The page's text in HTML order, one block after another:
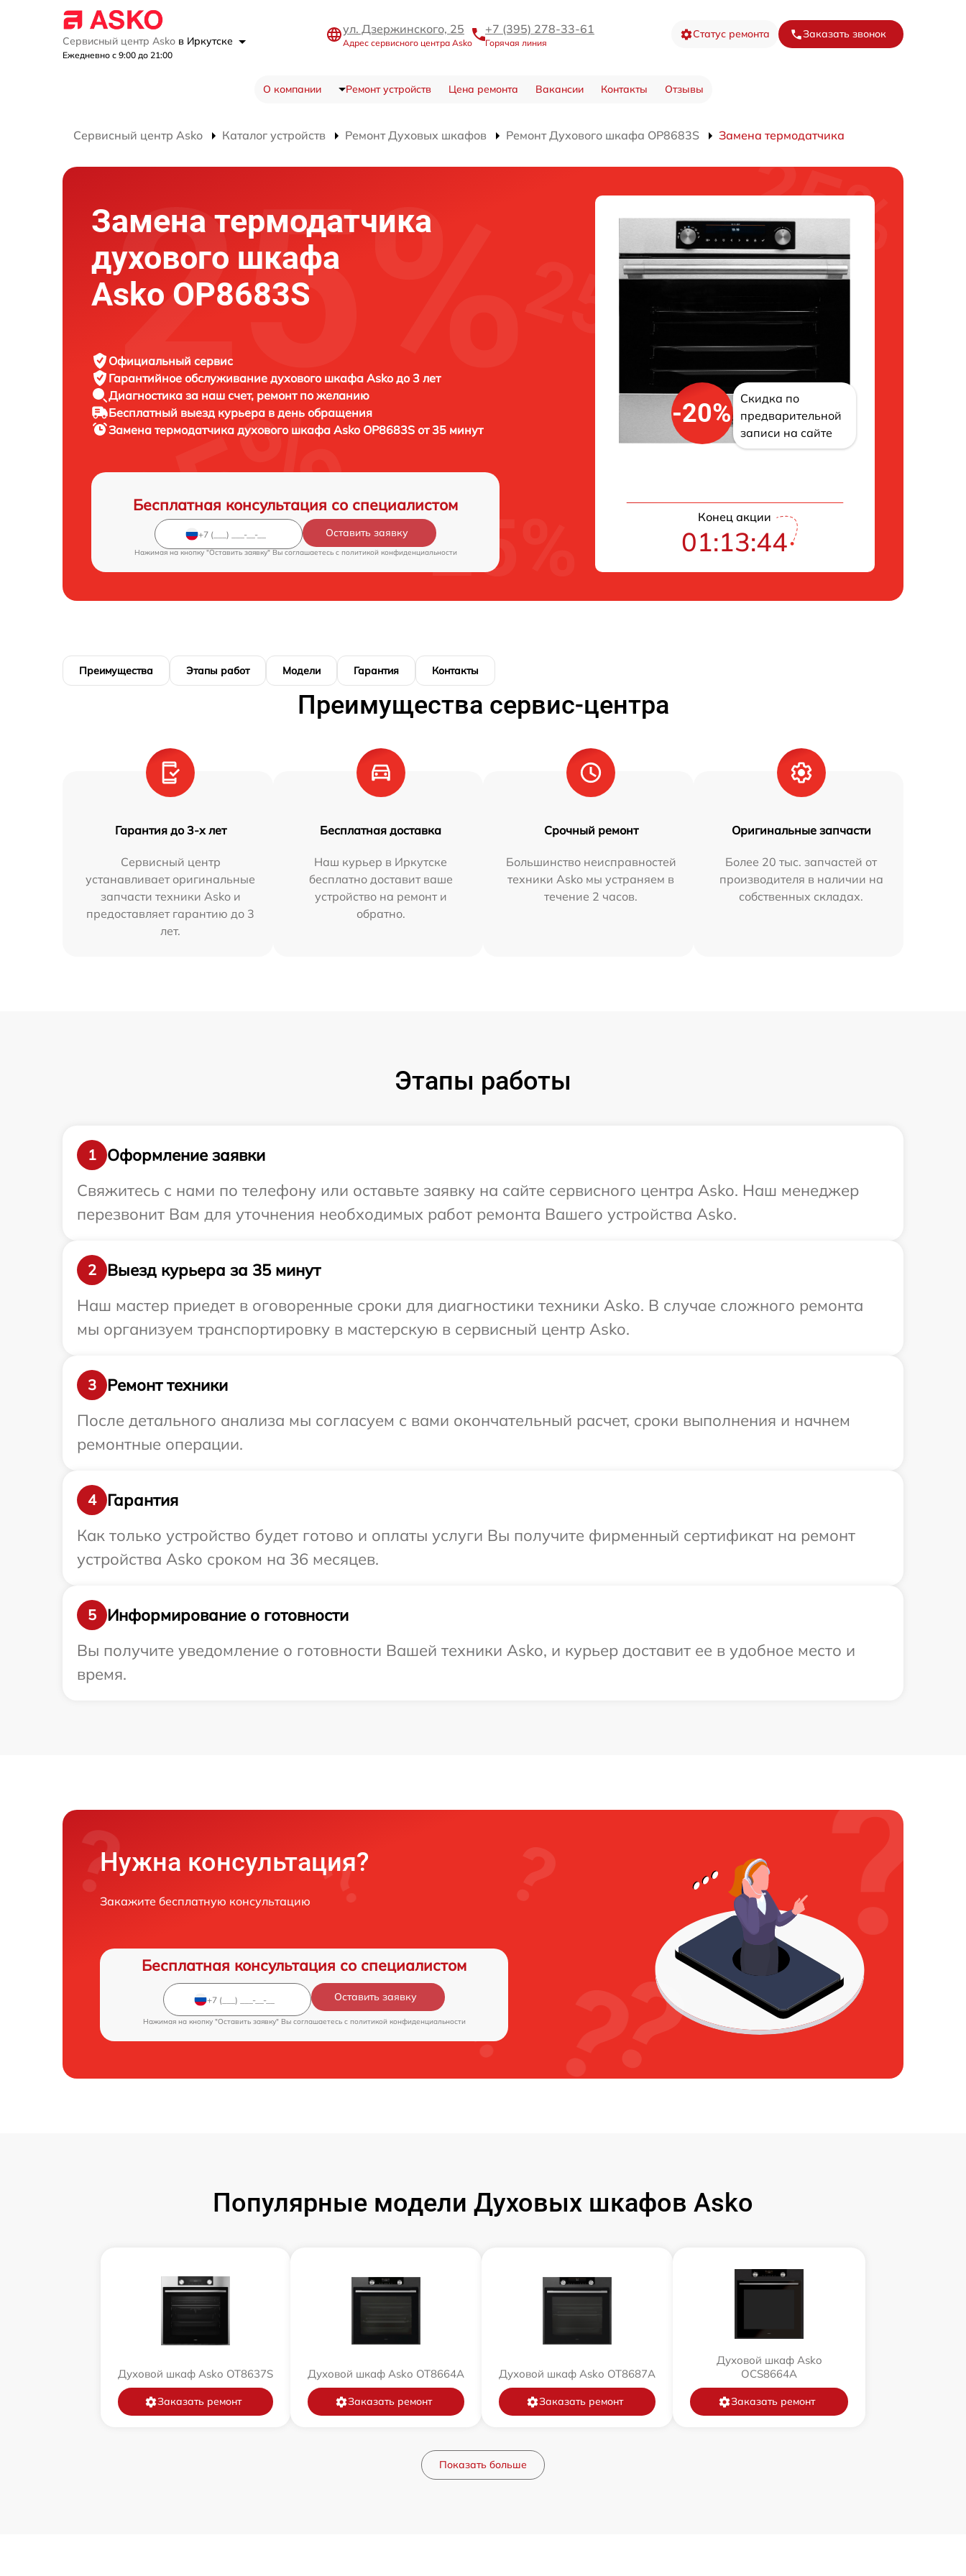
Сервисный центр Asko в Иркутске
Ежедневно с 9:00 до 21:00
ул. Дзержинского, 25
Адрес сервисного центра Asko
+7 (395) 278-33-61
Горячая линия
Статус ремонта Заказать звонок
О компании Ремонт устройств Цена ремонта Вакансии Контакты Отзывы
Сервисный центр Asko Каталог устройств Ремонт Духовых шкафов Ремонт Духового шкафа OP8683S Замена термодатчика
Замена термодатчика
духового шкафа
Asko OP8683S
Официальный сервис
Гарантийное обслуживание духового шкафа Asko до 3 лет
Диагностика за наш счет, ремонт по желанию
Бесплатный выезд курьера в день обращения
Замена термодатчика духового шкафа Asko OP8683S от 35 минут
Бесплатная консультация со специалистом
Оставить заявку
Нажимая на кнопку "Оставить заявку" Вы соглашаетесь c политикой конфиденциальности
-20%
Скидка по
предварительной
записи на сайте
Конец акции
01:13:43
Преимущества Этапы работ Модели Гарантия Контакты
Преимущества сервис-центра
Гарантия до 3-х лет
Сервисный центр
устанавливает оригинальные
запчасти техники Asko и
предоставляет гарантию до 3
лет.
Бесплатная доставка
Наш курьер в Иркутске
бесплатно доставит ваше
устройство на ремонт и
обратно.
Срочный ремонт
Большинство неисправностей
техники Asko мы устраняем в
течение 2 часов.
Оригинальные запчасти
Более 20 тыс. запчастей от
производителя в наличии на
собственных складах.
Этапы работы
1
Оформление заявки
Свяжитесь с нами по телефону или оставьте заявку на сайте сервисного центра Asko. Наш менеджер
перезвонит Вам для уточнения необходимых работ ремонта Вашего устройства Asko.
2
Выезд курьера за 35 минут
Наш мастер приедет в оговоренные сроки для диагностики техники Asko. В случае сложного ремонта
мы организуем транспортировку в мастерскую в сервисный центр Asko.
3
Ремонт техники
После детального анализа мы согласуем с вами окончательный расчет, сроки выполнения и начнем
ремонтные операции.
4
Гарантия
Как только устройство будет готово и оплаты услуги Вы получите фирменный сертификат на ремонт
устройства Asko сроком на 36 месяцев.
5
Информирование о готовности
Вы получите уведомление о готовности Вашей техники Asko, и курьер доставит ее в удобное место и
время.
Нужна консультация?
Закажите бесплатную консультацию
Бесплатная консультация со специалистом
Оставить заявку
Нажимая на кнопку "Оставить заявку" Вы соглашаетесь c политикой конфиденциальности
Популярные модели Духовых шкафов Asko
Духовой шкаф Asko OT8637S
Заказать ремонт
Духовой шкаф Asko OT8664A
Заказать ремонт
Духовой шкаф Asko OT8687A
Заказать ремонт
Духовой шкаф Asko
OCS8664A
Заказать ремонт
Показать больше